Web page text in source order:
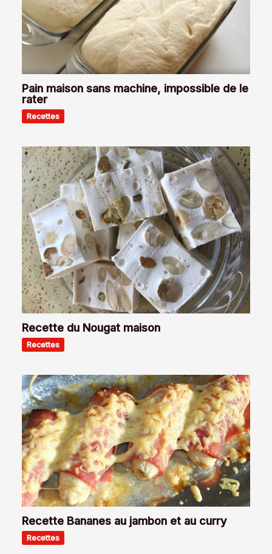
Pain maison sans machine, impossible de le
rater
Recettes
Recette du Nougat maison
Recettes
Recette Bananes au jambon et au curry
Recettes